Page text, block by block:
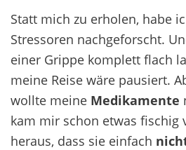
Statt mich zu erholen, habe
Stressoren nachgeforscht.
einer Grippe komplett flach
meine Reise wäre pausiert.
wollte meine Medikamente
kam mir schon etwas fischig
heraus, dass sie einfach